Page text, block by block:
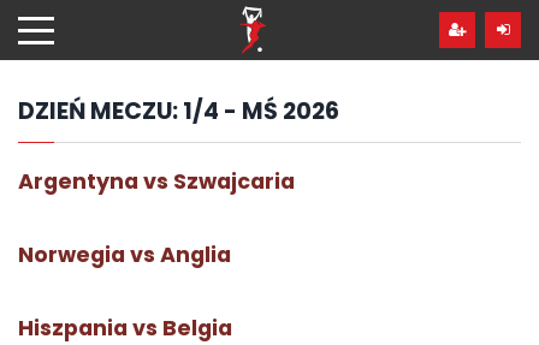
hdo
treści
DZIEŃ MECZU:1/4 - MŚ 2026
Argentyna vs Szwajcaria
Norwegia vs Anglia
Hiszpania vs Belgia